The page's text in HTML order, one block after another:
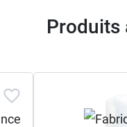
Produits